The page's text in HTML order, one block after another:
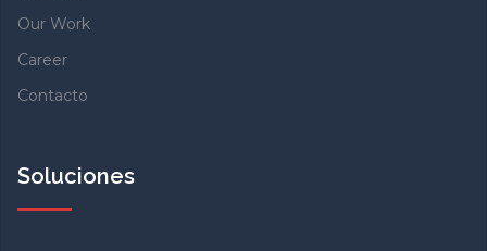
Our Work
Career
Contacto
Soluciones